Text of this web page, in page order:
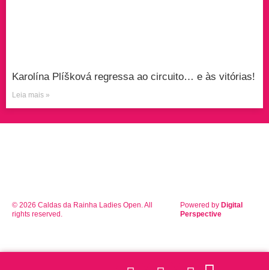
Karolína Plíšková regressa ao circuito… e às vitórias!
Leia mais »
© 2026 Caldas da Rainha Ladies Open. All
rights reserved.
Powered by Digital
Perspective
Facebook
Instagram
Youtube